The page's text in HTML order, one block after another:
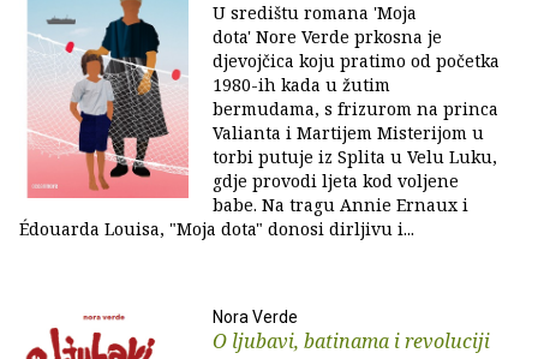
U središtu romana 'Moja
dota' Nore Verde prkosna je
djevojčica koju pratimo od početka
1980-ih kada u žutim
bermudama, s frizurom na princa
Valianta i Martijem Misterijom u
torbi putuje iz Splita u Velu Luku,
gdje provodi ljeta kod voljene
babe. Na tragu Annie Ernaux i
Édouarda Louisa, "Moja dota" donosi dirljivu i...
Nora Verde
O ljubavi, batinama i revoluciji